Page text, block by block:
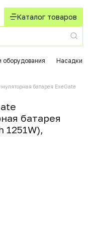
Каталог товаров
Насадки
батарея ExeGate
батарея
1251W),